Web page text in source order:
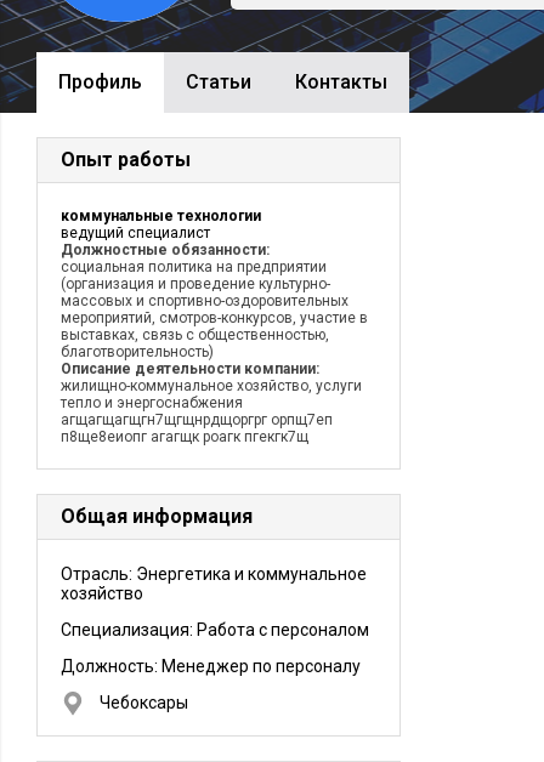
Профиль Cтатьи Контакты
Опыт работы
коммунальные технологии
ведущий специалист
Должностные обязанности:
социальная политика на предприятии
(организация и проведение культурно-
массовых и спортивно-оздоровительных
мероприятий, смотров-конкурсов, участие в
выставках, связь с общественностью,
благотворительность)
Описание деятельности компании:
жилищно-коммунальное хозяйство, услуги
тепло и энергоснабжения
агщагщагщгн7щгщнрдщоргрг орпщ7еп
п8ще8еиопг агагщк роагк пгекгк7щ
Общая информация
Отрасль: Энергетика и коммунальное
хозяйство
Специализация: Работа с персоналом
Должность: Менеджер по персоналу
Чебоксары